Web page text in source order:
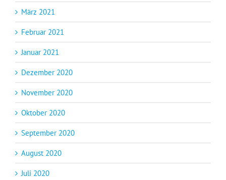
März 2021
Februar 2021
Januar 2021
Dezember 2020
November 2020
Oktober 2020
September 2020
August 2020
Juli 2020